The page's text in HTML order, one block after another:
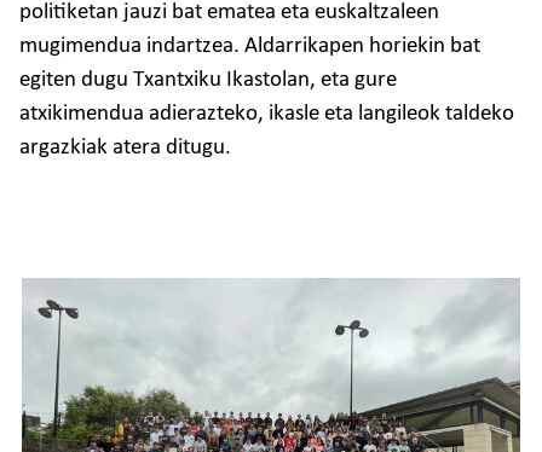
politiketan jauzi bat ematea eta euskaltzaleen
mugimendua indartzea. Aldarrikapen horiekin bat
egiten dugu Txantxiku Ikastolan, eta gure
atxikimendua adierazteko, ikasle eta langileok taldeko
argazkiak atera ditugu.